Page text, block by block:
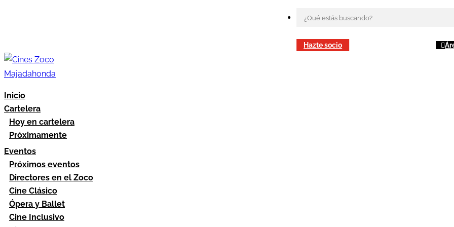
Hazte socio
Inicio
Cartelera
Hoy en cartelera
Próximamente
Eventos
Próximos eventos
Directores en el Zoco
Cine Clásico
Ópera y Ballet
Cine Inclusivo